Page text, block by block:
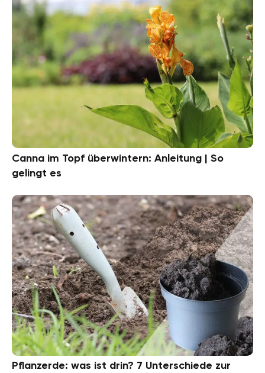
Canna im Topf überwintern: Anleitung | So
gelingt es
Pflanzerde: was ist drin? 7 Unterschiede zur